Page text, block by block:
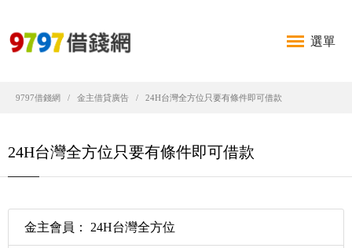
選單
9797借錢網 金主借貸廣告 24H台灣全方位只要有條件即可借款
24H台灣全方位只要有條件即可借款
金主會員： 24H台灣全方位